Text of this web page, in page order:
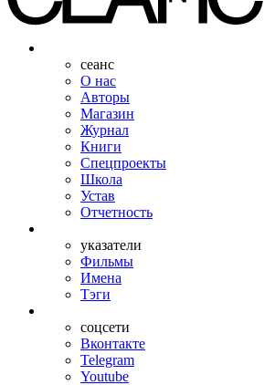
сеанс
О нас
Авторы
Магазин
Журнал
Книги
Спецпроекты
Школа
Устав
Отчетность
указатели
Фильмы
Имена
Тэги
соцсети
Вконтакте
Telegram
Youtube